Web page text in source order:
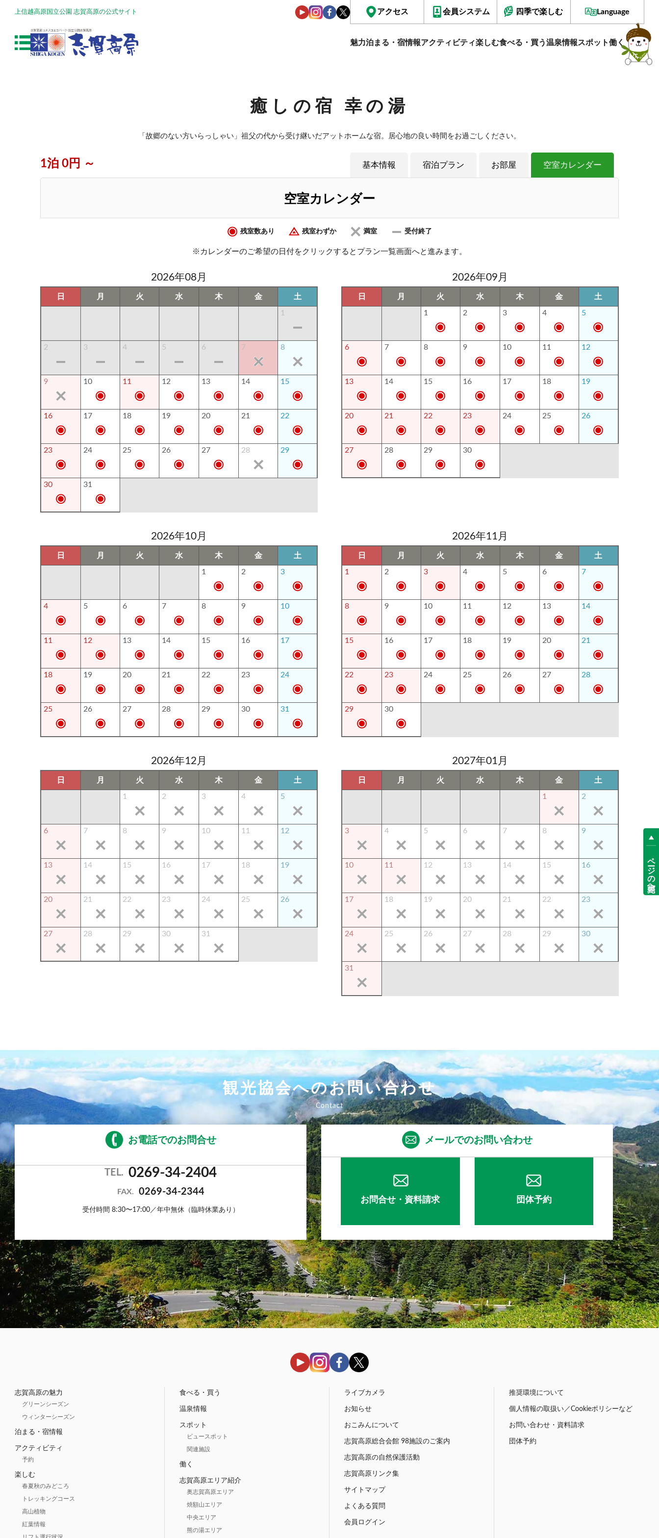
上信越高原国立公園 志賀高原の公式サイト アクセス 会員システム 四季で楽しむ Language
魅力泊まる・宿情報アクティビティ楽しむ食べる・買う温泉情報スポット働く
癒しの宿 幸の湯
「故郷のない方いらっしゃい」祖父の代から受け継いだアットホームな宿。居心地の良い時間をお過ごしください。
1泊 0円 ～ 基本情報 宿泊プラン お部屋 空室カレンダー
空室カレンダー
残室数あり 残室わずか 満室 受付終了
※カレンダーのご希望の日付をクリックするとプラン一覧画面へと進みます。
2026年08月
日 月 火 水 木 金 土
1
2 3 4 5 6 7 8
9 10 11 12 13 14 15
16 17 18 19 20 21 22
23 24 25 26 27 28 29
30 31
2026年09月
日 月 火 水 木 金 土
1 2 3 4 5
6 7 8 9 10 11 12
13 14 15 16 17 18 19
20 21 22 23 24 25 26
27 28 29 30
2026年10月
日 月 火 水 木 金 土
1 2 3
4 5 6 7 8 9 10
11 12 13 14 15 16 17
18 19 20 21 22 23 24
25 26 27 28 29 30 31
2026年11月
日 月 火 水 木 金 土
1 2 3 4 5 6 7
8 9 10 11 12 13 14
15 16 17 18 19 20 21
22 23 24 25 26 27 28
29 30
2026年12月
日 月 火 水 木 金 土
1 2 3 4 5
6 7 8 9 10 11 12
13 14 15 16 17 18 19
20 21 22 23 24 25 26
27 28 29 30 31
2027年01月
日 月 火 水 木 金 土
1 2
3 4 5 6 7 8 9
10 11 12 13 14 15 16
17 18 19 20 21 22 23
24 25 26 27 28 29 30
31
観光協会へのお問い合わせ
お電話でのお問合せ
TEL. 0269-34-2404
FAX. 0269-34-2344
受付時間 8:30〜17:00／年中無休（臨時休業あり）
メールでのお問い合わせ
お問合せ・資料請求 団体予約
志賀高原の魅力
グリーンシーズン
ウィンターシーズン
泊まる・宿情報
アクティビティ
予約
楽しむ
春夏秋のみどころ
トレッキングコース
高山植物
紅葉情報
食べる・買う
温泉情報
スポット
ビュースポット
関連施設
働く
志賀高原エリア紹介
奥志賀高原エリア
焼額山エリア
中央エリア
熊の湯エリア
ライブカメラ
お知らせ
おこみんについて
志賀高原総合会館 98施設のご案内
志賀高原の自然保護活動
志賀高原リンク集
サイトマップ
よくある質問
会員ログイン
推奨環境について
個人情報の取扱い／Cookieポリシーなど
お問い合わせ・資料請求
団体予約
ページの先頭へ